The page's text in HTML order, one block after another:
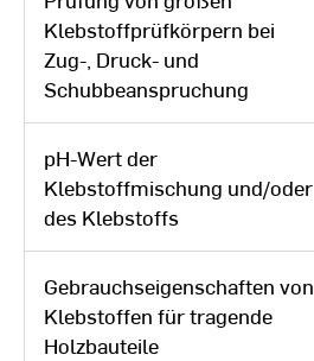
Klebstoffprüfkörpern bei
Zug-, Druck- und
Schubbeanspruchung
pH-Wert der
Klebstoffmischung und/oder
des Klebstoffs
Gebrauchseigenschaften von
Klebstoffen für tragende
Holzbauteile